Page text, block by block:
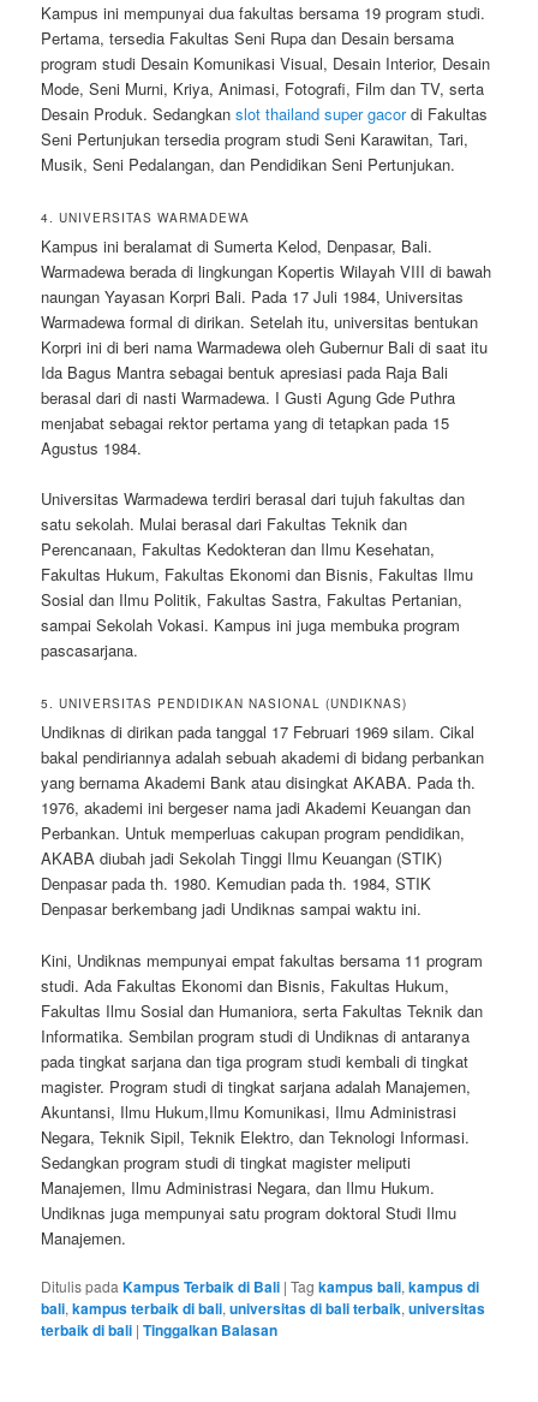
Kampus ini mempunyai dua fakultas bersama 19 program studi.
Pertama, tersedia Fakultas Seni Rupa dan Desain bersama
program studi Desain Komunikasi Visual, Desain Interior, Desain
Mode, Seni Murni, Kriya, Animasi, Fotografi, Film dan TV, serta
Desain Produk. Sedangkanslot thailand super gacordi Fakultas
Seni Pertunjukan tersedia program studi Seni Karawitan, Tari,
Musik, Seni Pedalangan, dan Pendidikan Seni Pertunjukan.
4. UNIVERSITAS WARMADEWA
Kampus ini beralamat di Sumerta Kelod, Denpasar, Bali.
Warmadewa berada di lingkungan Kopertis Wilayah VIII di bawah
naungan Yayasan Korpri Bali. Pada 17 Juli 1984, Universitas
Warmadewa formal di dirikan. Setelah itu, universitas bentukan
Korpri ini di beri nama Warmadewa oleh Gubernur Bali di saat itu
Ida Bagus Mantra sebagai bentuk apresiasi pada Raja Bali
berasal dari di nasti Warmadewa. I Gusti Agung Gde Puthra
menjabat sebagai rektor pertama yang di tetapkan pada 15
Agustus 1984.
Universitas Warmadewa terdiri berasal dari tujuh fakultas dan
satu sekolah. Mulai berasal dari Fakultas Teknik dan
Perencanaan, Fakultas Kedokteran dan Ilmu Kesehatan,
Fakultas Hukum, Fakultas Ekonomi dan Bisnis, Fakultas Ilmu
Sosial dan Ilmu Politik, Fakultas Sastra, Fakultas Pertanian,
sampai Sekolah Vokasi. Kampus ini juga membuka program
pascasarjana.
5. UNIVERSITAS PENDIDIKAN NASIONAL (UNDIKNAS)
Undiknas di dirikan pada tanggal 17 Februari 1969 silam. Cikal
bakal pendiriannya adalah sebuah akademi di bidang perbankan
yang bernama Akademi Bank atau disingkat AKABA. Pada th.
1976, akademi ini bergeser nama jadi Akademi Keuangan dan
Perbankan. Untuk memperluas cakupan program pendidikan,
AKABA diubah jadi Sekolah Tinggi Ilmu Keuangan (STIK)
Denpasar pada th. 1980. Kemudian pada th. 1984, STIK
Denpasar berkembang jadi Undiknas sampai waktu ini.
Kini, Undiknas mempunyai empat fakultas bersama 11 program
studi. Ada Fakultas Ekonomi dan Bisnis, Fakultas Hukum,
Fakultas Ilmu Sosial dan Humaniora, serta Fakultas Teknik dan
Informatika. Sembilan program studi di Undiknas di antaranya
pada tingkat sarjana dan tiga program studi kembali di tingkat
magister. Program studi di tingkat sarjana adalah Manajemen,
Akuntansi, Ilmu Hukum,Ilmu Komunikasi, Ilmu Administrasi
Negara, Teknik Sipil, Teknik Elektro, dan Teknologi Informasi.
Sedangkan program studi di tingkat magister meliputi
Manajemen, Ilmu Administrasi Negara, dan Ilmu Hukum.
Undiknas juga mempunyai satu program doktoral Studi Ilmu
Manajemen.
Ditulis pada Kampus Terbaik di Bali |Tag kampus bali,kampus di
bali,kampus terbaik di bali,universitas di bali terbaik,universitas
terbaik di bali |Tinggalkan Balasan